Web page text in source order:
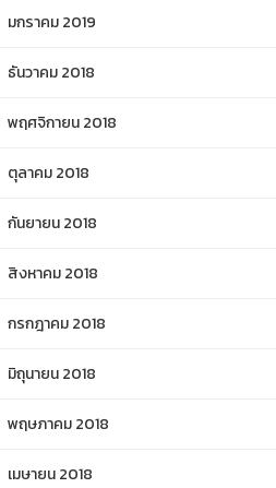
มกราคม 2019
ธันวาคม 2018
พฤศจิกายน 2018
ตุลาคม 2018
กันยายน 2018
สิงหาคม 2018
กรกฎาคม 2018
มิถุนายน 2018
พฤษภาคม 2018
เมษายน 2018